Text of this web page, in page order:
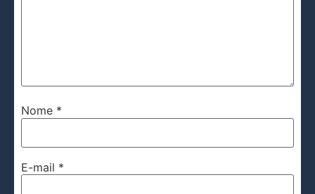
Nome *
E-mail *